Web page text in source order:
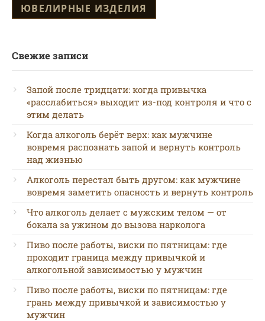
ЮВЕЛИРНЫЕ ИЗДЕЛИЯ
Свежие записи
Запой после тридцати: когда привычка
«расслабиться» выходит из-под контроля и что с
этим делать
Когда алкоголь берёт верх: как мужчине
вовремя распознать запой и вернуть контроль
над жизнью
Алкоголь перестал быть другом: как мужчине
вовремя заметить опасность и вернуть контроль
Что алкоголь делает с мужским телом — от
бокала за ужином до вызова нарколога
Пиво после работы, виски по пятницам: где
проходит граница между привычкой и
алкогольной зависимостью у мужчин
Пиво после работы, виски по пятницам: где
грань между привычкой и зависимостью у
мужчин